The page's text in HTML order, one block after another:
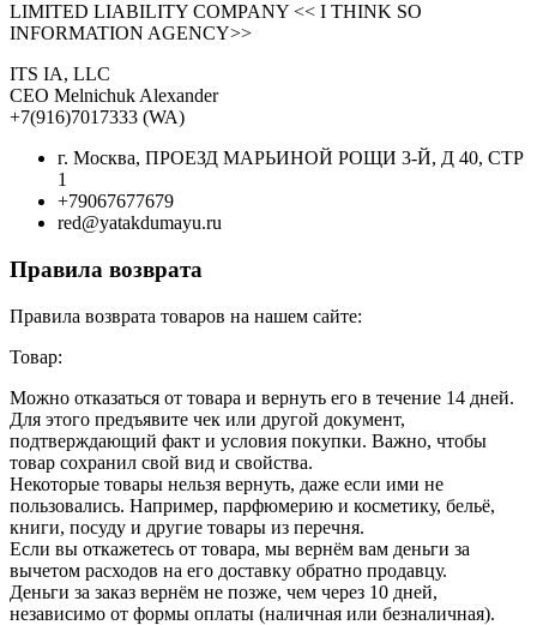
LIMITED LIABILITY COMPANY << I THINK SO
INFORMATION AGENCY>>
ITS IA, LLC
CEO Melnichuk Alexander
+7(916)7017333 (WA)
г. Москва, ПРОЕЗД МАРЬИНОЙ РОЩИ 3-Й, Д 40, СТР
1
+79067677679
red@yatakdumayu.ru
Правила возврата
Правила возврата товаров на нашем сайте:
Товар:
Можно отказаться от товара и вернуть его в течение 14 дней.
Для этого предъявите чек или другой документ,
подтверждающий факт и условия покупки. Важно, чтобы
товар сохранил свой вид и свойства.
Некоторые товары нельзя вернуть, даже если ими не
пользовались. Например, парфюмерию и косметику, бельё,
книги, посуду и другие товары из перечня.
Если вы откажетесь от товара, мы вернём вам деньги за
вычетом расходов на его доставку обратно продавцу.
Деньги за заказ вернём не позже, чем через 10 дней,
независимо от формы оплаты (наличная или безналичная).